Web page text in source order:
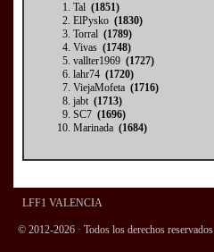
Tal (1851)
ElPysko (1830)
Torral (1789)
Vivas (1748)
vallter1969 (1727)
lahr74 (1720)
ViejaMofeta (1716)
jabt (1713)
SC7 (1696)
Marinada (1684)
LFF1 VALENCIA
© 2012-2026 · Todos los derechos reservados